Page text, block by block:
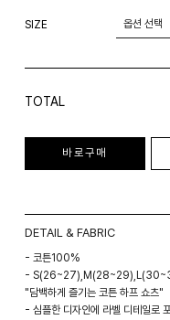
SIZE
TOTAL
바로구매
DETAIL & FABRIC
- 코튼100%
-
"담백하게 즐기는 코튼 하프 쇼츠"
- 심플한 디자인에 라벨 디테일로